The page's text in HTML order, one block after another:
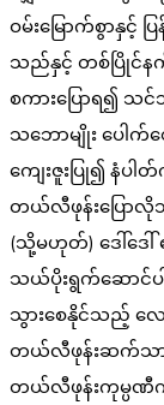
ဝမ်းမြောက်စွာနှ
သည်နှင့် တစ်ပြိုင်န
စကားပြောရ၍
သဘောမျိုး ပေါ
ကျေးဇူးပြု၍ နံပါ
တယ်လီဖုန်းပြောလိုသူ
(သို့မဟုတ်) ဒေါ်ဒေါ်
သယ်ပိုးရွက်ဆောင်ပ
သွားစေနိုင်သည့် လ
တယ်လီဖုန်းဆက်သား
တယ်လီဖုန်းကုမ္ပဏီက